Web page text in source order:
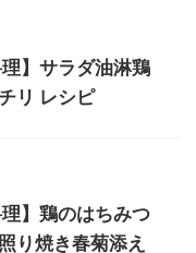
】サラダ油淋鶏
リ レシピ
】鶏のはちみつ
り焼き春菊添え